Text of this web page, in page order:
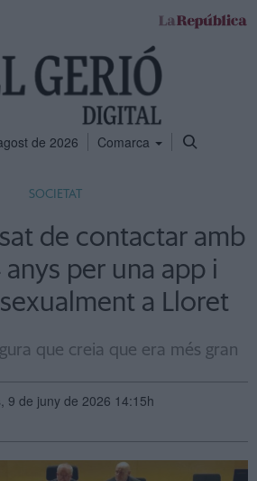
de 2026 Comarca
SOCIETAT
de contactar amb
anys per una app i
a Lloret
que creia que era més gran
9 de juny de 2026 14:15h